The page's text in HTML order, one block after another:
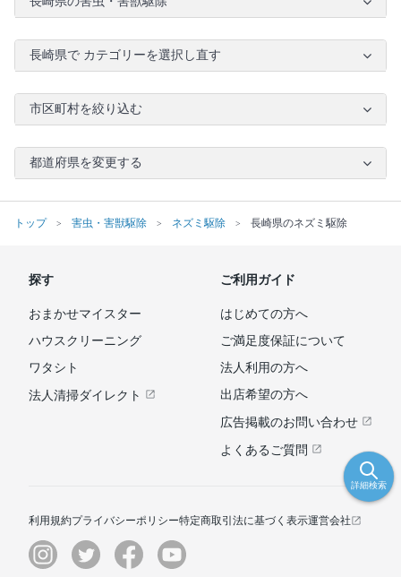
長崎県で カテゴリーを選択し直す
市区町村を絞り込む
都道府県を変更する
トップ 害虫・害獣駆除 ネズミ駆除 長崎県のネズミ駆除
詳細検索
探す
おまかせマイスター
ハウスクリーニング
ワタシト
法人清掃ダイレクト
ご利用ガイド
はじめての方へ
ご満足度保証について
法人利用の方へ
出店希望の方へ
広告掲載のお問い合わせ
よくあるご質問
利用規約プライバシーポリシー特定商取引法に基づく表示運営会社